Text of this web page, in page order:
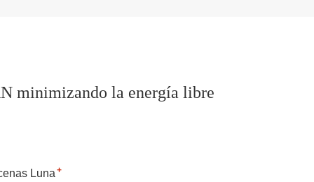
minimizando la energía libre
Luna +